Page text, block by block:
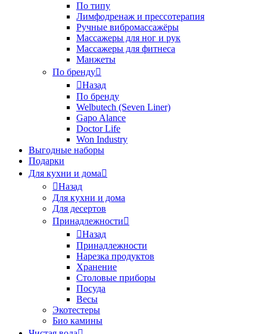
По типу
Лимфодренаж и прессотерапия
Ручные вибромассажёры
Массажеры для ног и рук
Массажеры для фитнеса
Манжеты
По бренду
Назад
По бренду
Welbutech (Seven Liner)
Gapo Alance
Doctor Life
Won Industry
Выгодные наборы
Подарки
Для кухни и дома
Назад
Для кухни и дома
Для десертов
Принадлежности
Назад
Принадлежности
Нарезка продуктов
Хранение
Столовые приборы
Посуда
Весы
Экотестеры
Био камины